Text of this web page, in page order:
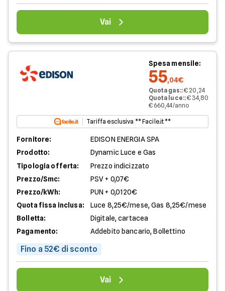
Vai
Spesa mensile:
55,04€
Quota gas::€ 20,24
Quota luce::€ 34,80
€ 660,44/anno
Tariffa esclusiva ** Facile.it **
Fornitore:
EDISON ENERGIA SPA
Prodotto:
Dynamic Luce e Gas
Tipologia offerta:
Prezzo indicizzato
Prezzo/Smc:
PSV + 0,07€
Prezzo/kWh:
PUN + 0,0120€
Quota fissa inclusa:
Luce 8,25€/mese, Gas 8,25€/mese
Bolletta:
Digitale, cartacea
Pagamento:
Addebito bancario, Bollettino
Fino a 52€ di sconto
Vai